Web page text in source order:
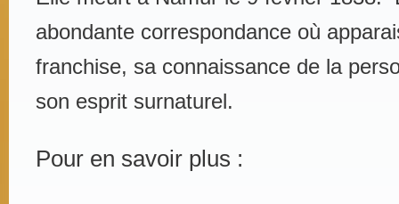
abondante correspondance où
franchise, sa connaissance de la
son esprit surnaturel.
Pour en savoir plus :